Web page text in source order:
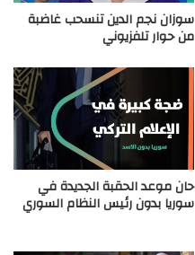
سوزان نجم الدين تنسحب غاضبة
من حوار تلفزيوني
حان موعد الحقبة الجديدة في
سوريا بدون رئيس النظام السوري